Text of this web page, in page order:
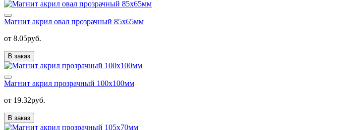
Магнит акрил овал прозрачный 85х65мм
от 8.05руб.
В заказ
Магнит акрил прозрачный 100х100мм
от 19.32руб.
В заказ